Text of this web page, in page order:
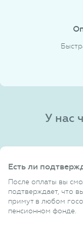
У нас
Есть ли
После оплаты вы
подтверждает, что
примут в любом
пенсионном фонде.